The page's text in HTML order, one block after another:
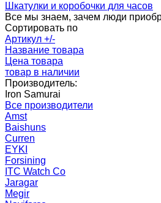
Шкатулки и коробочки для часов
Все мы знаем, зачем люди
Сортировать по
Артикул +/-
Название товара
Цена товара
товар в наличии
Производитель:
Iron Samurai
Все производители
Amst
Baishuns
Curren
EYKI
Forsining
ITC Watch Co
Jaragar
Megir